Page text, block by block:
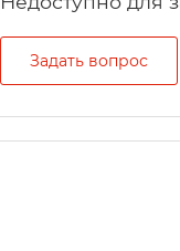
Задать вопрос